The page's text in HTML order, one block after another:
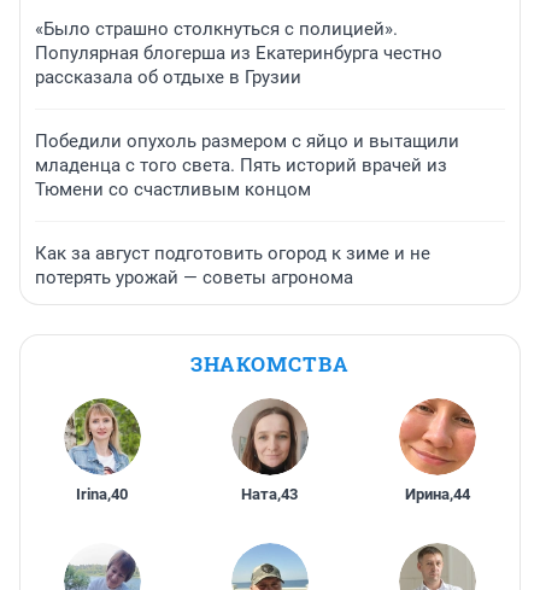
«Было страшно столкнуться с полицией».
Популярная блогерша из Екатеринбурга честно
рассказала об отдыхе в Грузии
Победили опухоль размером с яйцо и вытащили
младенца с того света. Пять историй врачей из
Тюмени со счастливым концом
Как за август подготовить огород к зиме и не
потерять урожай — советы агронома
ЗНАКОМСТВА
Irina,40 Ната,43 Ирина,44